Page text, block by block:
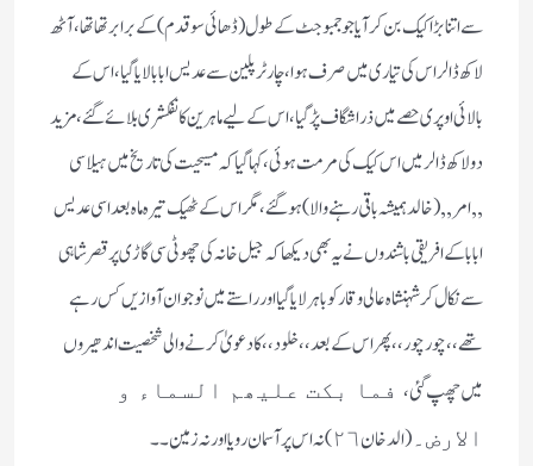
سے اتنا بڑا کیک بن کر آیا جو جمبوجٹ کے طول (ڈھائی سو قدم) کے برابر تھاتھا، آٹھ
لاکھ ڈالر اس کی تیاری میں صرف ہوا، چارٹر پلین سے عدیس ابابا لایا گیا، اس کے
بالائی اوپری حصے میں ذرا شگاف پڑ گیا، اس کے لیے ماہرین کانفکشری بلائے گئے، مزید
دو لاکھ ڈالر میں اس کیک کی مرمت ہوئی، کہا گیا کہ مسیحیت کی تاریخ میں ہیلاسی
,,امر,, (خالد ہمیشہ باقی رہنے والا) ہوگئے، مگر اس کے ٹھیک تیرہ ماہ بعد اسی عدیس
ابابا کے افریقی باشندوں نے یہ بھی دیکھا کہ جیل خانہ کی چھوٹی سی گاڑی پر قصر شاہی
سے نکال کر شہنشاہ عالی وقار کو باہر لایا گیا اور راستے میں نوجوان آوازیں کس رہے
تھے،،چور چور،، پھر اس کے بعد،،خلود،، کا دعویٰ کرنے والی شخصیت اندھیروں
میں چھپ گئی، فما بکت علیھم السماء و
الارض۔ ( الدخان ٢٦) نہ اس پر آسمان رویا اور نہ زمین۔۔